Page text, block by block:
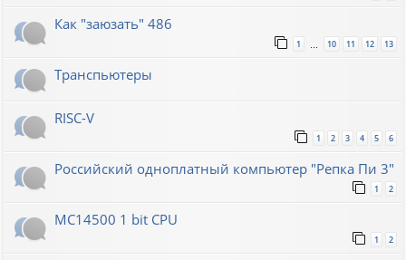
Как "заюзать" 486
1 10 11 12 13
Транспьютеры
RISC-V
1 2 3 4 5 6
Российский одноплатный компьютер "Репка Пи 3"
1 2
MC14500 1 bit CPU
1 2